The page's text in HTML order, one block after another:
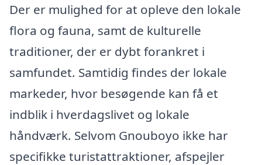
Der er mulighed for at opleve den lokale
flora og fauna, samt de kulturelle
traditioner, der er dybt forankret i
samfundet. Samtidig findes der lokale
markeder, hvor besøgende kan få et
indblik i hverdagslivet og lokale
håndværk. Selvom Gnouboyo ikke har
specifikke turistattraktioner, afspejler